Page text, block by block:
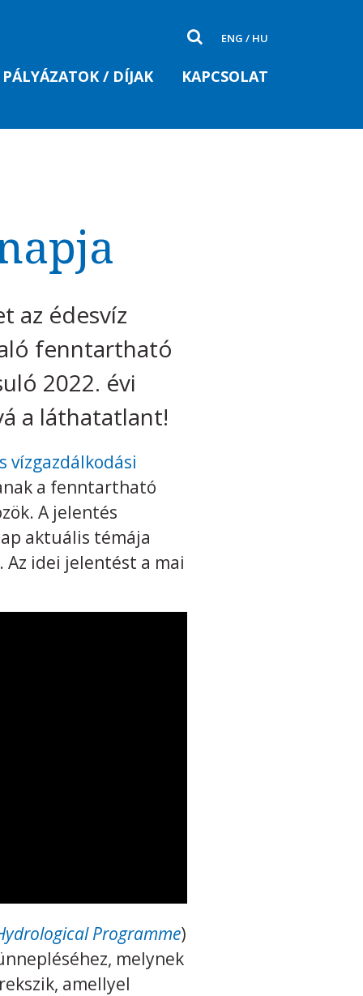
ENG / HU
PÁLYÁZATOK / DÍJAK KAPCSOLAT
az édesvíz
fenntartható
2022. évi
a láthatatlant!
vízgazdálkodási
a fenntartható
A jelentés
aktuális témája
idei jelentést a mai
Programme)
melynek
amellyel